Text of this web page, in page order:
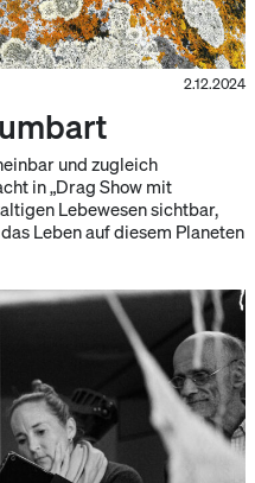
2.12.2024
und zugleich
in „Drag Show mit
Lebewesen sichtbar,
Leben auf diesem Planeten